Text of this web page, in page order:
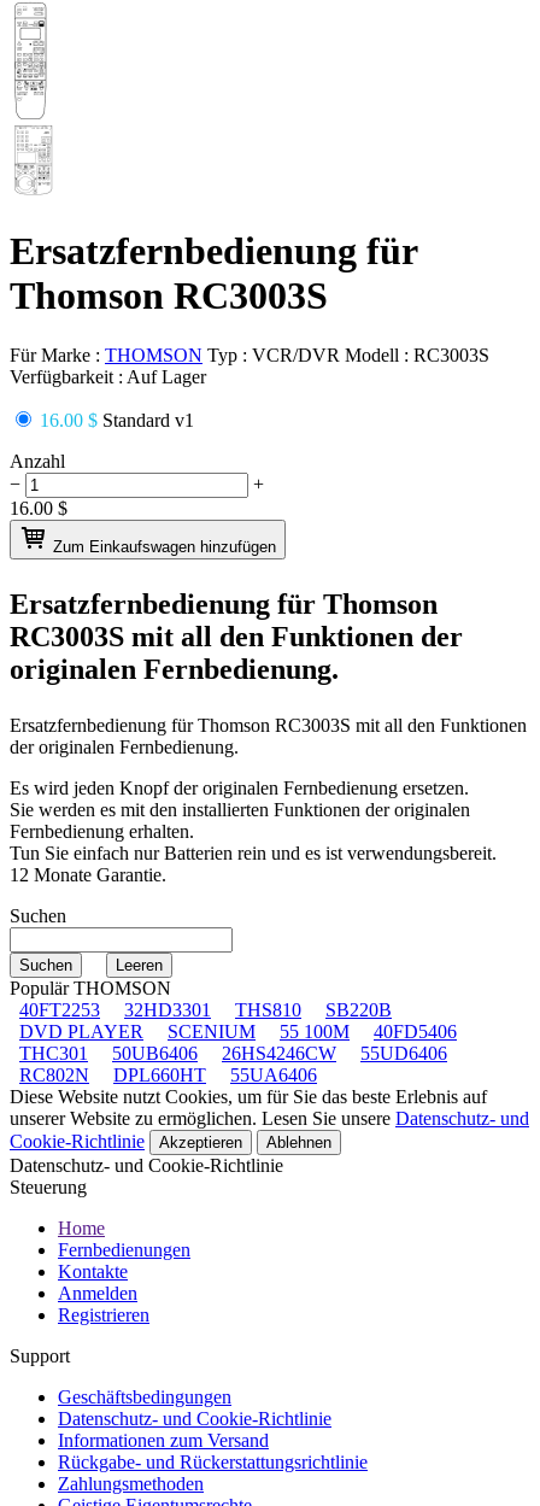
Ersatzfernbedienung für
Thomson RC3003S
Für Marke : THOMSON Typ : VCR/DVR Modell : RC3003S
Verfügbarkeit : Auf Lager
16.00 $ Standard v1
Anzahl
−
+
16.00 $
Zum Einkaufswagen hinzufügen
Ersatzfernbedienung für Thomson
RC3003S mit all den Funktionen der
originalen Fernbedienung.
Ersatzfernbedienung fürThomson RC3003S mit all den Funktionen
der originalen Fernbedienung.
Es wird jeden Knopf der originalen Fernbedienung ersetzen.
Sie werden es mit den installierten Funktionen der originalen
Fernbedienung erhalten.
Tun Sie einfach nur Batterien rein und es ist verwendungsbereit.
12 Monate Garantie.
Suchen
Populär THOMSON
40FT2253
32HD3301 THS810
SB220B
DVD PLAYER
SCENIUM 55 100M
40FD5406
THC301
50UB6406 26HS4246CW
55UD6406
RC802N
DPL660HT
55UA6406
Diese Website nutzt Cookies, um für Sie das beste Erlebnis auf
unserer Website zu ermöglichen. Lesen Sie unsere Datenschutz- und
Cookie-Richtlinie
Akzeptieren Ablehnen
Datenschutz- und Cookie-Richtlinie
Steuerung
Home
Fernbedienungen
Kontakte
Anmelden
Registrieren
Support
Geschäftsbedingungen
Datenschutz- und Cookie-Richtlinie
Informationen zum Versand
Rückgabe- und Rückerstattungsrichtlinie
Zahlungsmethoden